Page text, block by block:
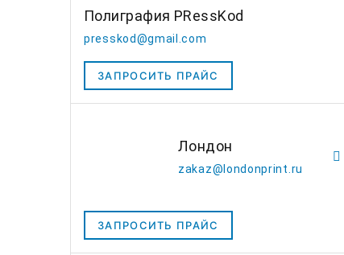
Полиграфия PRessKod
presskod@gmail.com
ЗАПРОСИТЬ ПРАЙС
Лондон
zakaz@londonprint.ru
ЗАПРОСИТЬ ПРАЙС